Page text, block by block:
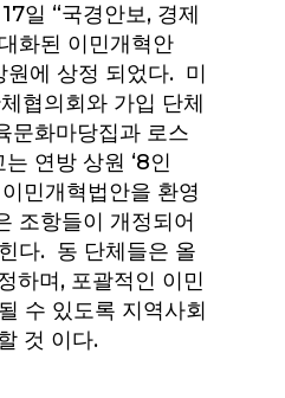
일 “국경안보, 경제
화된 이민개혁안
원에 상정 되었다. 미
협의회와 가입 단체
문화마당집과 로스
연방 상원 ‘8인
민개혁법안을 환영
조항들이 개정되어
다. 동 단체들은 올
하며, 포괄적인 이민
수 있도록 지역사회
것 이다.